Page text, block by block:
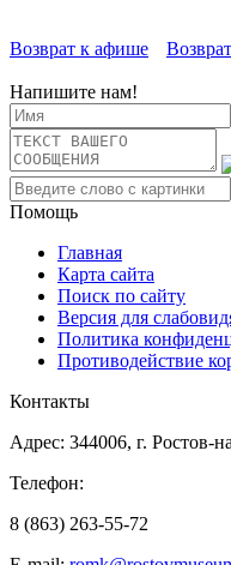
Возврат к афише
Напишите нам!
Помощь
Главная
Карта сайта
Поиск по сайту
Версия для
Политика
Противодействие
Контакты
Адрес: 344006, г. Ростов-
Телефон:
8 (863) 263-55-72